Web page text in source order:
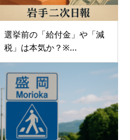
選挙前の「給付金」や「減
税」は本気か？※...